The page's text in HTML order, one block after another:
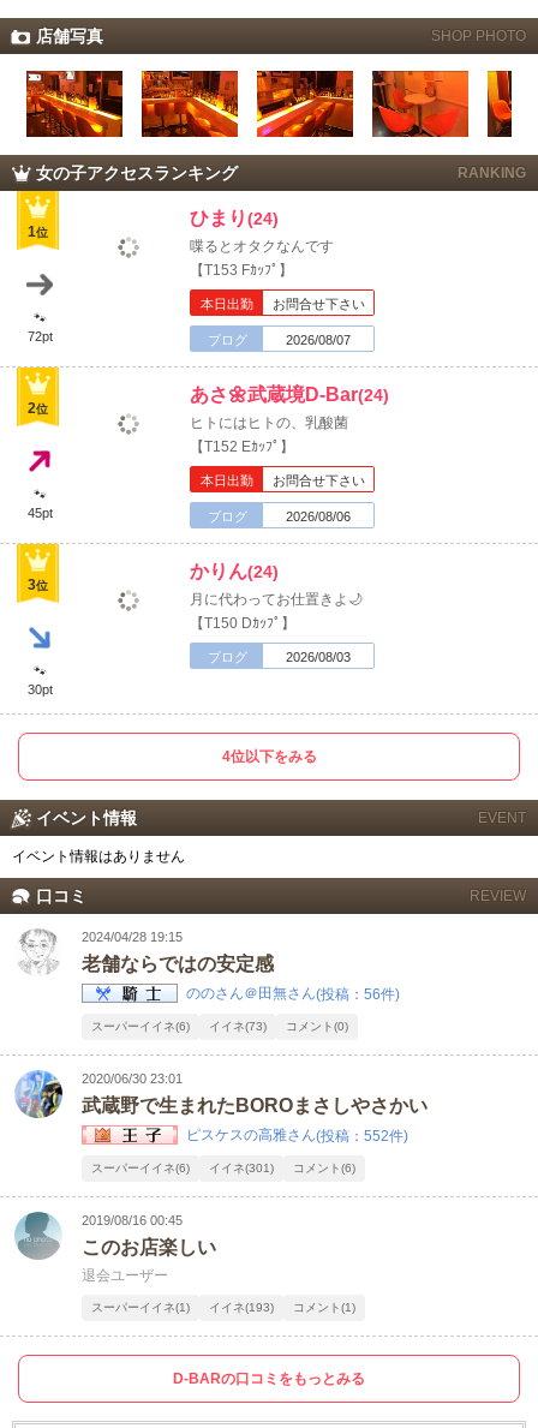
店舗写真 SHOP PHOTO
女の子アクセスランキング RANKING
1位
🐾
72pt
ひまり(24)
喋るとオタクなんです
【T153 Fｶｯﾌﾟ】
本日出勤 お問合せ下さい
ブログ 2026/08/07
2位
🐾
45pt
あさ🌼武蔵境D-Bar(24)
ヒトにはヒトの、乳酸菌
【T152 Eｶｯﾌﾟ】
本日出勤 お問合せ下さい
ブログ 2026/08/06
3位
🐾
30pt
かりん(24)
月に代わってお仕置きよ🌙
【T150 Dｶｯﾌﾟ】
ブログ 2026/08/03
4位以下をみる
イベント情報 EVENT
イベント情報はありません
口コミ REVIEW
2024/04/28 19:15
老舗ならではの安定感
ののさん＠田無さん(投稿：56件)
スーパーイイネ(6) イイネ(73) コメント(0)
2020/06/30 23:01
武蔵野で生まれたBOROまさしやさかい
ピスケスの高雅さん(投稿：552件)
スーパーイイネ(6) イイネ(301) コメント(6)
2019/08/16 00:45
このお店楽しい
退会ユーザー
スーパーイイネ(1) イイネ(193) コメント(1)
D-BARの口コミをもっとみる
このお店をシェアする
LINE
お店のURLをコピー
会員ログイン
女の子ログイン
店舗ログイン
新規会員登録
北海道 東北
甲信越
関西
中四国 九州
全国TOP